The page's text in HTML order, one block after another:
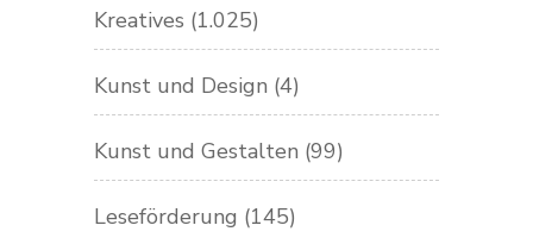
Kreatives (1.025)
Kunst und Design (4)
Kunst und Gestalten (99)
Leseförderung (145)